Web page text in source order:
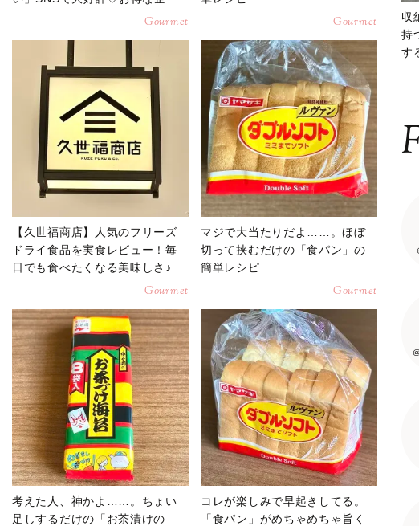
Gourmet Gourmet
【久世福商店】人気のフリーズ
ドライ食品を実食レビュー！毎
日でも食べたくなる美味しさ♪
Gourmet
マジで大当たりだよ……。ほぼ
切って挟むだけの「食パン」の
簡単レシピ
Gourmet
考えた人、神かよ……。ちょい
足しするだけの「お茶漬けの
コレが楽しみで早起きしてる。
「食パン」がめちゃめちゃ旨く
収
持
す